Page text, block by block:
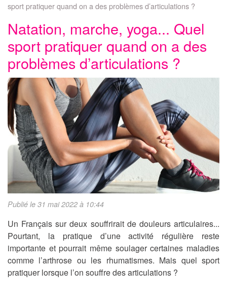
sport pratiquer quand on a des problèmes d’articulations ?
Natation, marche, yoga... Quel
sport pratiquer quand on a des
problèmes d’articulations ?
Publié le 31 mai 2022 à 10:44
Un Français sur deux souffrirait de douleurs articulaires...
Pourtant, la pratique d’une activité régulière reste
importante et pourrait même soulager certaines maladies
comme l’arthrose ou les rhumatismes. Mais quel sport
pratiquer lorsque l’on souffre des articulations ?